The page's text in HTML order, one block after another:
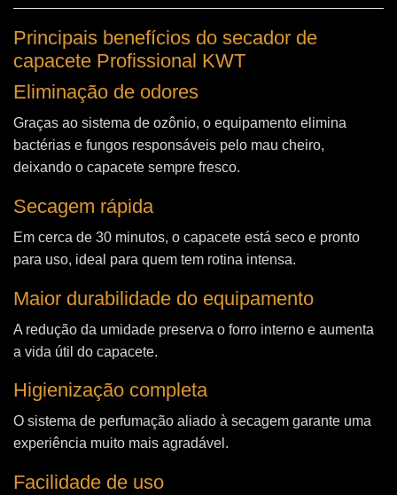
Principais benefícios do secador de
capacete Profissional KWT
Eliminação de odores
Graças ao sistema de ozônio, o equipamento elimina
bactérias e fungos responsáveis pelo mau cheiro,
deixando o capacete sempre fresco.
Secagem rápida
Em cerca de 30 minutos, o capacete está seco e pronto
para uso, ideal para quem tem rotina intensa.
Maior durabilidade do equipamento
A redução da umidade preserva o forro interno e aumenta
a vida útil do capacete.
Higienização completa
O sistema de perfumação aliado à secagem garante uma
experiência muito mais agradável.
Facilidade de uso